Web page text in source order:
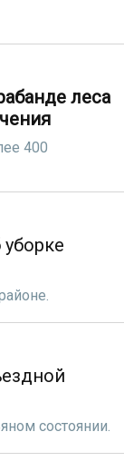
леса
400
состоянии.